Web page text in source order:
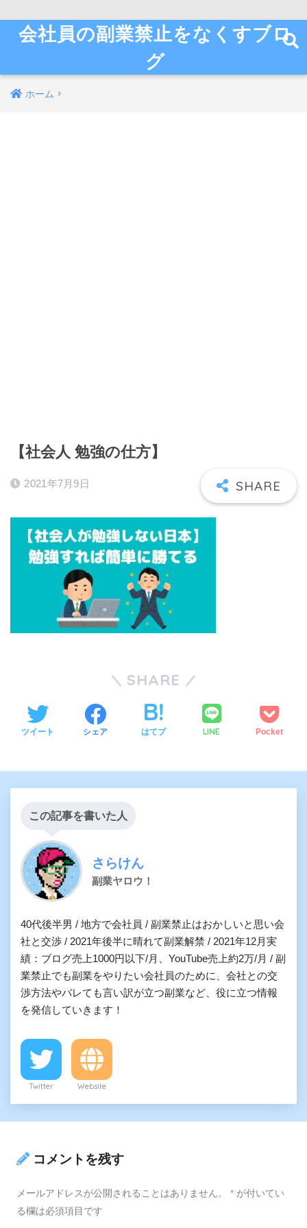
会社員の副業禁止をなくすブロ
グ
ホーム
【社会人 勉強の仕方】
2021年7月9日
SHARE
ツイート シェア はてブ LINE Pocket
この記事を書いた人
さらけん
副業ヤロウ！
40代後半男 / 地方で会社員 / 副業禁止はおかしいと思い会
社と交渉 / 2021年後半に晴れて副業解禁 / 2021年12月実
績：ブログ売上1000円以下/月、YouTube売上約2万/月 / 副
業禁止でも副業をやりたい会社員のために、会社との交
渉方法やバレても言い訳が立つ副業など、役に立つ情報
を発信していきます！
Twitter Website
コメントを残す
メールアドレスが公開されることはありません。 * が付いてい
る欄は必須項目です